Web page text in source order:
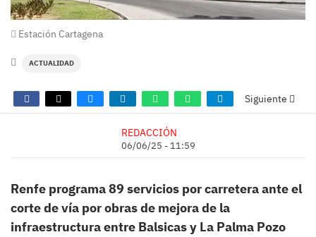
Estación Cartagena
ACTUALIDAD
Siguiente
REDACCIÓN
06/06/25 - 11:59
Renfe programa 89 servicios por carretera ante el
corte de vía por obras de mejora de la
infraestructura entre Balsicas y La Palma Pozo